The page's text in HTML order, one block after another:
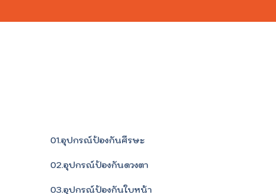
01.อุปกรณ์ป้องกันศีรษะ
02.อุปกรณ์ป้องกันดวงตา
03.อุปกรณ์ป้องกันใบหน้า